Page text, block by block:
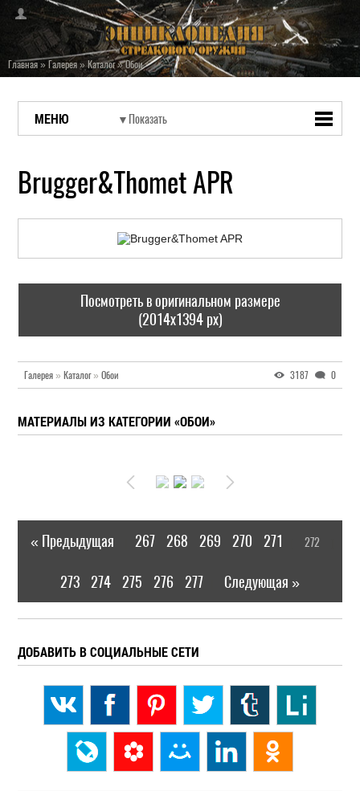
Главная»Галерея»Каталог»Обои
МЕНЮ
Brugger&Thomet APR
Посмотреть в оригинальном размере
(2014x1394 px)
Галерея » Каталог» Обои 3187 0
МАТЕРИАЛЫ ИЗ КАТЕГОРИИ «ОБОИ»
« Предыдущая 267 268 269 270 271 272
273 274 275 276 277 Следующая »
ДОБАВИТЬ В СОЦИАЛЬНЫЕ СЕТИ